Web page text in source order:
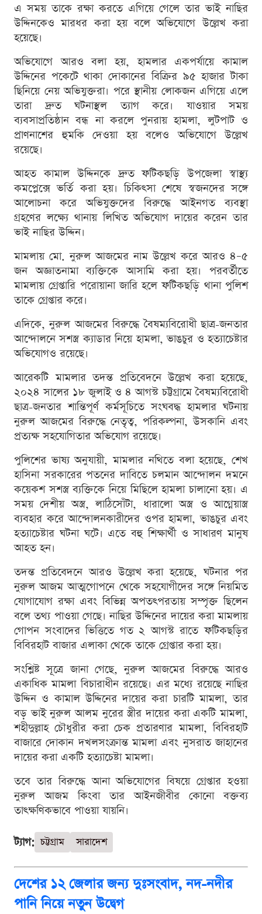
এ সময় তাকে রক্ষা করতে এগিয়ে গেলে তার ভাই নাছির
উদ্দিনকেও মারধর করা হয় বলে অভিযোগে উল্লেখ করা
হয়েছে।
অভিযোগে আরও বলা হয়, হামলার একপর্যায়ে কামাল
উদ্দিনের পকেটে থাকা দোকানের বিক্রির ৯৫ হাজার টাকা
ছিনিয়ে নেয় অভিযুক্তরা। পরে স্থানীয় লোকজন এগিয়ে এলে
তারা দ্রুত ঘটনাস্থল ত্যাগ করে। যাওয়ার সময়
ব্যবসাপ্রতিষ্ঠান বন্ধ না করলে পুনরায় হামলা, লুটপাট ও
প্রাণনাশের হুমকি দেওয়া হয় বলেও অভিযোগে উল্লেখ
রয়েছে।
আহত কামাল উদ্দিনকে দ্রুত ফটিকছড়ি উপজেলা স্বাস্থ্য
কমপ্লেক্সে ভর্তি করা হয়। চিকিৎসা শেষে স্বজনদের সঙ্গে
আলোচনা করে অভিযুক্তদের বিরুদ্ধে আইনগত ব্যবস্থা
গ্রহণের লক্ষ্যে থানায় লিখিত অভিযোগ দায়ের করেন তার
ভাই নাছির উদ্দিন।
মামলায় মো. নুরুল আজমের নাম উল্লেখ করে আরও ৪–৫
জন অজ্ঞাতনামা ব্যক্তিকে আসামি করা হয়। পরবর্তীতে
মামলায় গ্রেপ্তারি পরোয়ানা জারি হলে ফটিকছড়ি থানা পুলিশ
তাকে গ্রেপ্তার করে।
এদিকে, নুরুল আজমের বিরুদ্ধে বৈষম্যবিরোধী ছাত্র-জনতার
আন্দোলনে সশস্ত্র ক্যাডার নিয়ে হামলা, ভাঙচুর ও হত্যাচেষ্টার
অভিযোগও রয়েছে।
আরেকটি মামলার তদন্ত প্রতিবেদনে উল্লেখ করা হয়েছে,
২০২৪ সালের ১৮ জুলাই ও ৪ আগস্ট চট্টগ্রামে বৈষম্যবিরোধী
ছাত্র-জনতার শান্তিপূর্ণ কর্মসূচিতে সংঘবদ্ধ হামলার ঘটনায়
নুরুল আজমের বিরুদ্ধে নেতৃত্ব, পরিকল্পনা, উসকানি এবং
প্রত্যক্ষ সহযোগিতার অভিযোগ রয়েছে।
পুলিশের ভাষ্য অনুযায়ী, মামলার নথিতে বলা হয়েছে, শেখ
হাসিনা সরকারের পতনের দাবিতে চলমান আন্দোলন দমনে
কয়েকশ সশস্ত্র ব্যক্তিকে নিয়ে মিছিলে হামলা চালানো হয়। এ
সময় দেশীয় অস্ত্র, লাঠিসোঁটা, ধারালো অস্ত্র ও আগ্নেয়াস্ত্র
ব্যবহার করে আন্দোলনকারীদের ওপর হামলা, ভাঙচুর এবং
হত্যাচেষ্টার ঘটনা ঘটে। এতে বহু শিক্ষার্থী ও সাধারণ মানুষ
আহত হন।
তদন্ত প্রতিবেদনে আরও উল্লেখ করা হয়েছে, ঘটনার পর
নুরুল আজম আত্মগোপনে থেকে সহযোগীদের সঙ্গে নিয়মিত
যোগাযোগ রক্ষা এবং বিভিন্ন অপতৎপরতায় সম্পৃক্ত ছিলেন
বলে তথ্য পাওয়া গেছে। নাছির উদ্দিনের দায়ের করা মামলায়
গোপন সংবাদের ভিত্তিতে গত ২ আগস্ট রাতে ফটিকছড়ির
বিবিরহাট বাজার এলাকা থেকে তাকে গ্রেপ্তার করা হয়।
সংশ্লিষ্ট সূত্রে জানা গেছে, নুরুল আজমের বিরুদ্ধে আরও
একাধিক মামলা বিচারাধীন রয়েছে। এর মধ্যে রয়েছে নাছির
উদ্দিন ও কামাল উদ্দিনের দায়ের করা চারটি মামলা, তার
বড় ভাই নুরুল আলম নুরের স্ত্রীর দায়ের করা একটি মামলা,
শহীদুল্লাহ চৌধুরীর করা চেক প্রতারণার মামলা, বিবিরহাট
বাজারে দোকান দখলসংক্রান্ত মামলা এবং নুসরাত জাহানের
দায়ের করা একটি হত্যাচেষ্টা মামলা।
তবে তার বিরুদ্ধে আনা অভিযোগের বিষয়ে গ্রেপ্তার হওয়া
নুরুল আজম কিংবা তার আইনজীবীর কোনো বক্তব্য
তাৎক্ষণিকভাবে পাওয়া যায়নি।
ট্যাগ: চট্টগ্রাম সারাদেশ
দেশের ১২ জেলার জন্য দুঃসংবাদ, নদ-নদীর
পানি নিয়ে নতুন উদ্বেগ